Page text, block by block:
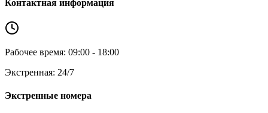
Контактная информация
Рабочее время: 09:00 - 18:00
Экстренная: 24/7
Экстренные номера